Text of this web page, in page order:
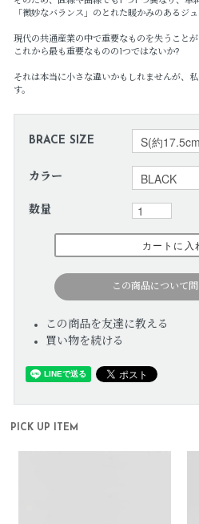
「微妙なバランス」のとれた暖かみのあるジ
現代の共通産業の中で重要なものを失うことが
これから最も重要なものの1つではないか?
それは本当に小さな違いかもしれませんが、
す。
BRACE SIZE
カラー
数量
この商品について
この商品を友達に教える
買い物を続ける
PICK UP ITEM